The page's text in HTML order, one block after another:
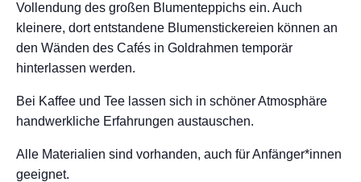
Vollendung des großen Blumenteppichs ein. Auch
kleinere, dort entstandene Blumenstickereien können an
den Wänden des Cafés in Goldrahmen temporär
hinterlassen werden.
Bei Kaffee und Tee lassen sich in schöner Atmosphäre
handwerkliche Erfahrungen austauschen.
Alle Materialien sind vorhanden, auch für Anfänger*innen
geeignet.